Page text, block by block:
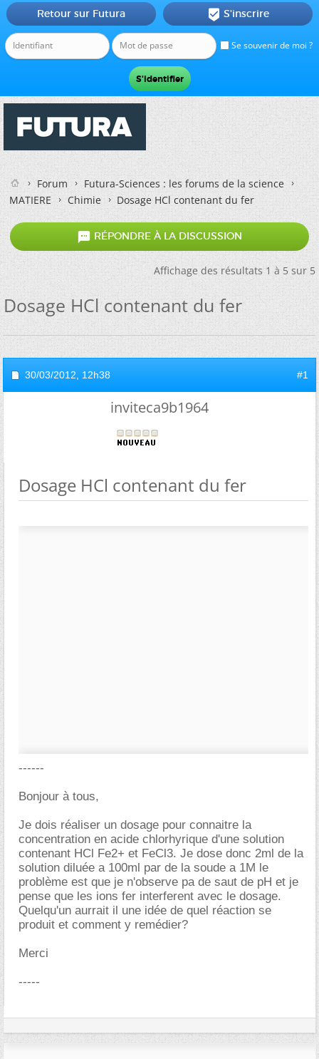
Se souvenir de moi ?
Retour sur Futura  S'inscrire
Forum
Futura-Sciences : les forums de la science
MATIERE
Chimie Dosage HCl contenant du fer
 RÉPONDRE À LA DISCUSSION
Affichage des résultats 1 à 5 sur 5
Dosage HCl contenant du fer
30/03/2012, 12h38 #1
inviteca9b1964
Dosage HCl contenant du fer
------
Bonjour à tous,
Je dois réaliser un dosage pour connaitre la
concentration en acide chlorhyrique d'une solution
contenant HCl Fe2+ et FeCl3. Je dose donc 2ml de la
solution diluée a 100ml par de la soude a 1M le
problème est que je n'observe pa de saut de pH et je
pense que les ions fer interferent avec le dosage.
Quelqu'un aurrait il une idée de quel réaction se
produit et comment y remédier?
Merci
-----